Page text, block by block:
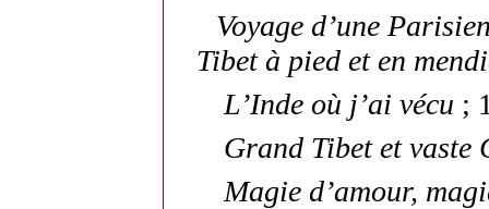
Voyage d’une
Tibet à pied et en
L’Inde où j’ai vécu ;
Grand Tibet et vaste
Magie d’amour,